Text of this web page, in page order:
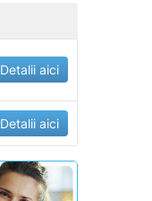
Detalii aici
Detalii aici